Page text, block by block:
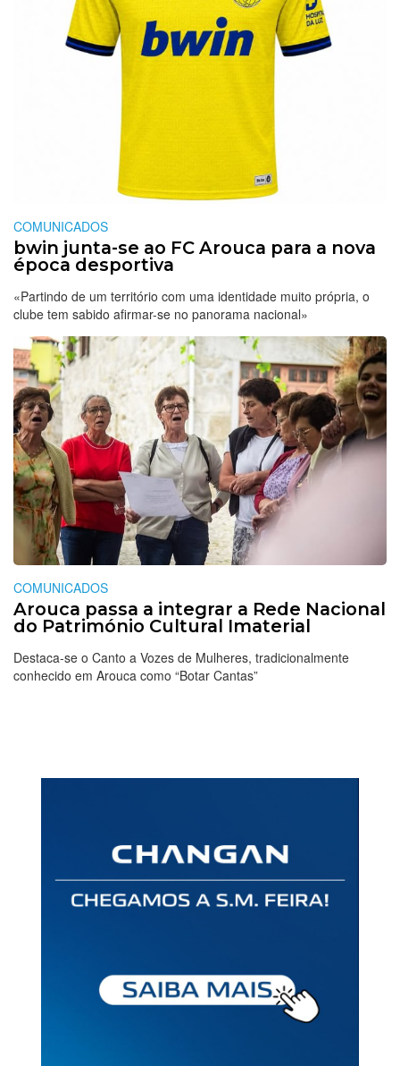
COMUNICADOS
bwin junta-se ao FC Arouca para a nova
época desportiva
«Partindo de um território com uma identidade muito própria, o
clube tem sabido afirmar-se no panorama nacional»
COMUNICADOS
Arouca passa a integrar a Rede Nacional
do Património Cultural Imaterial
Destaca-se o Canto a Vozes de Mulheres, tradicionalmente
conhecido em Arouca como “Botar Cantas”